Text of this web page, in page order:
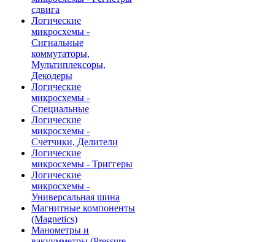
сдвига
Логические
микросхемы -
Сигнальные
коммутаторы,
Мультиплексоры,
Декодеры
Логические
микросхемы -
Специальные
Логические
микросхемы -
Счетчики, Делители
Логические
микросхемы - Триггеры
Логические
микросхемы -
Универсальная шина
Магнитные компоненты
(Magnetics)
Манометры и